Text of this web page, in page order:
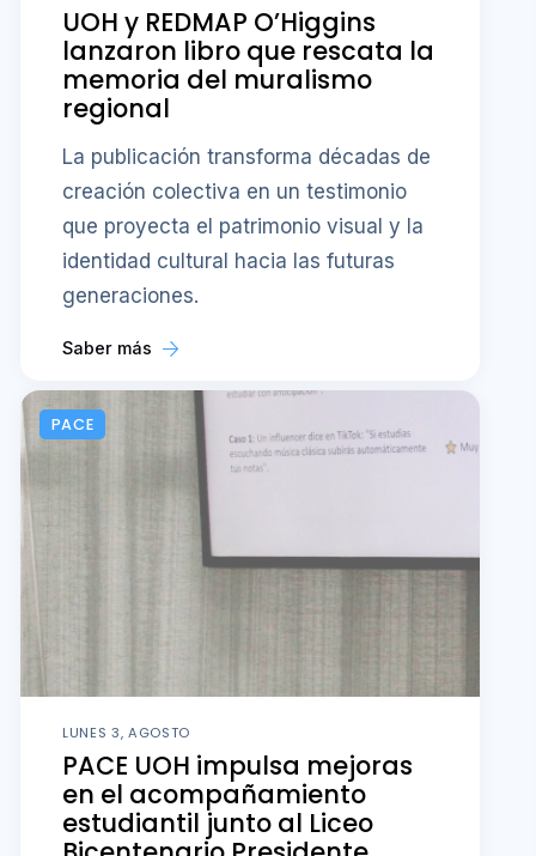
UOH y REDMAP O’Higgins
lanzaron libro que rescata la
memoria del muralismo
regional
La publicación transforma décadas de
creación colectiva en un testimonio
que proyecta el patrimonio visual y la
identidad cultural hacia las futuras
generaciones.
Saber más
PACE
LUNES 3, AGOSTO
PACE UOH impulsa mejoras
en el acompañamiento
estudiantil junto al Liceo